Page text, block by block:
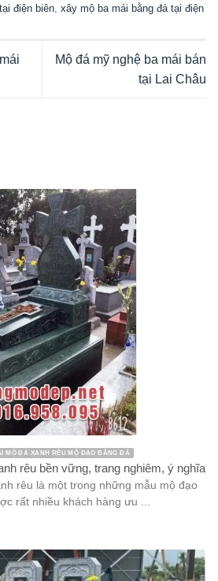
điện biên, xây mộ ba mái bằng đá tại điện
Mộ đá mỹ nghệ ba mái bán
tại Lai Châu
MỘ ĐÁ XANH RÊU MỘ ĐẠO BẰNG ĐÁ
rêu bền vững, trang nghiêm, ý nghĩa
rêu là một trong những mẫu mộ đạo
rất nhiều khách hàng ưu ...